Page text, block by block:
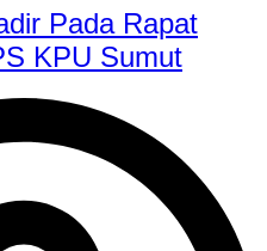
Pada Rapat
KPU Sumut